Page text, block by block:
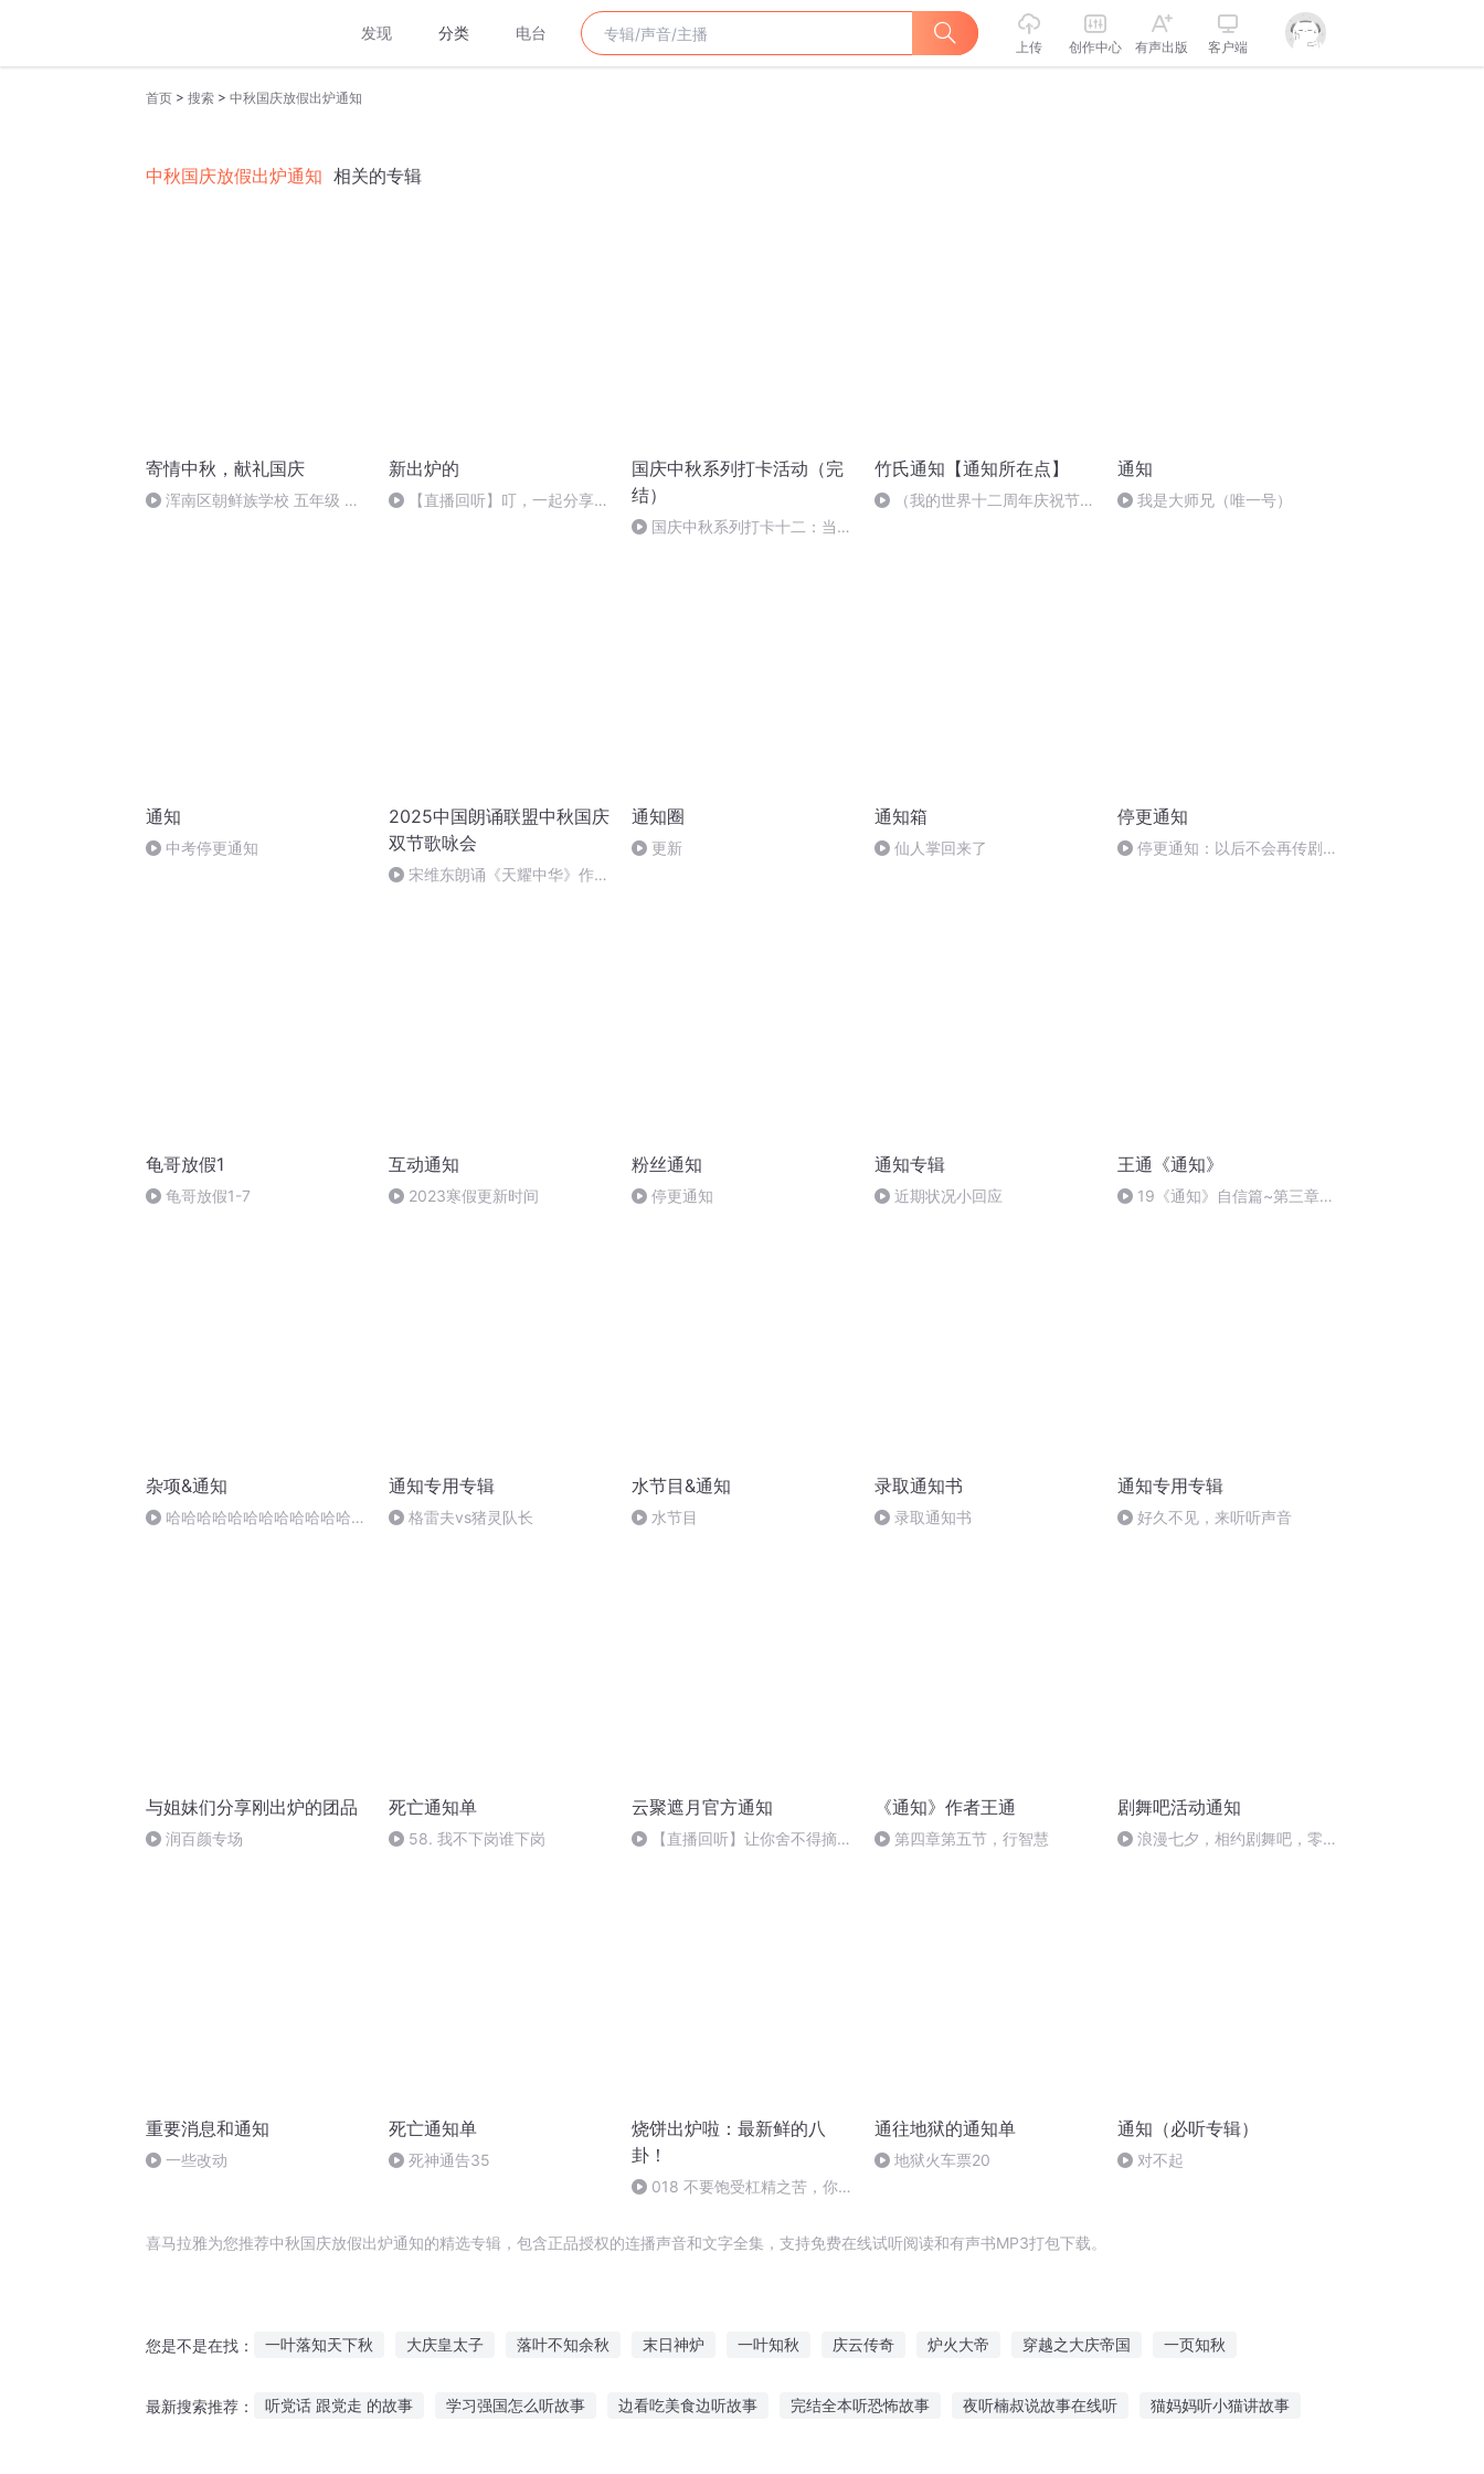
发现 分类 电台
上传 创作中心 有声出版 客户端
首页 > 搜索 > 中秋国庆放假出炉通知
中秋国庆放假出炉通知 相关的专辑
寄情中秋，献礼国庆
浑南区朝鲜族学校 五年级 孙
新出炉的
【直播回听】叮，一起分享快
国庆中秋系列打卡活动（完
结）
国庆中秋系列打卡十二：当阳
竹氏通知【通知所在点】
（我的世界十二周年庆祝节
通知
我是大师兄（唯一号）
通知
中考停更通知
2025中国朗诵联盟中秋国庆
双节歌咏会
宋维东朗诵《天耀中华》作
通知圈
更新
通知箱
仙人掌回来了
停更通知
停更通知：以后不会再传剧
龟哥放假1
龟哥放假1-7
互动通知
2023寒假更新时间
粉丝通知
停更通知
通知专辑
近期状况小回应
王通《通知》
19《通知》自信篇~第三章提
杂项&通知
哈哈哈哈哈哈哈哈哈哈哈哈哈
通知专用专辑
格雷夫vs猪灵队长
水节目&通知
水节目
录取通知书
录取通知书
通知专用专辑
好久不见，来听听声音
与姐妹们分享刚出炉的团品
润百颜专场
死亡通知单
58. 我不下岗谁下岗
云聚遮月官方通知
【直播回听】让你舍不得摘耳
《通知》作者王通
第四章第五节，行智慧
剧舞吧活动通知
浪漫七夕，相约剧舞吧，零距
重要消息和通知
一些改动
死亡通知单
死神通告35
烧饼出炉啦：最新鲜的八
卦！
018 不要饱受杠精之苦，你
通往地狱的通知单
地狱火车票20
通知（必听专辑）
对不起
喜马拉雅为您推荐中秋国庆放假出炉通知的精选专辑，包含正品授权的连播声音和文字全集，支持免费在线试听阅读和有声书MP3打包下载。
您是不是在找： 一叶落知天下秋 大庆皇太子 落叶不知余秋 末日神炉 一叶知秋 庆云传奇 炉火大帝 穿越之大庆帝国 一页知秋
最新搜索推荐： 听党话 跟党走 的故事 学习强国怎么听故事 边看吃美食边听故事 完结全本听恐怖故事 夜听楠叔说故事在线听 猫妈妈听小猫讲故事